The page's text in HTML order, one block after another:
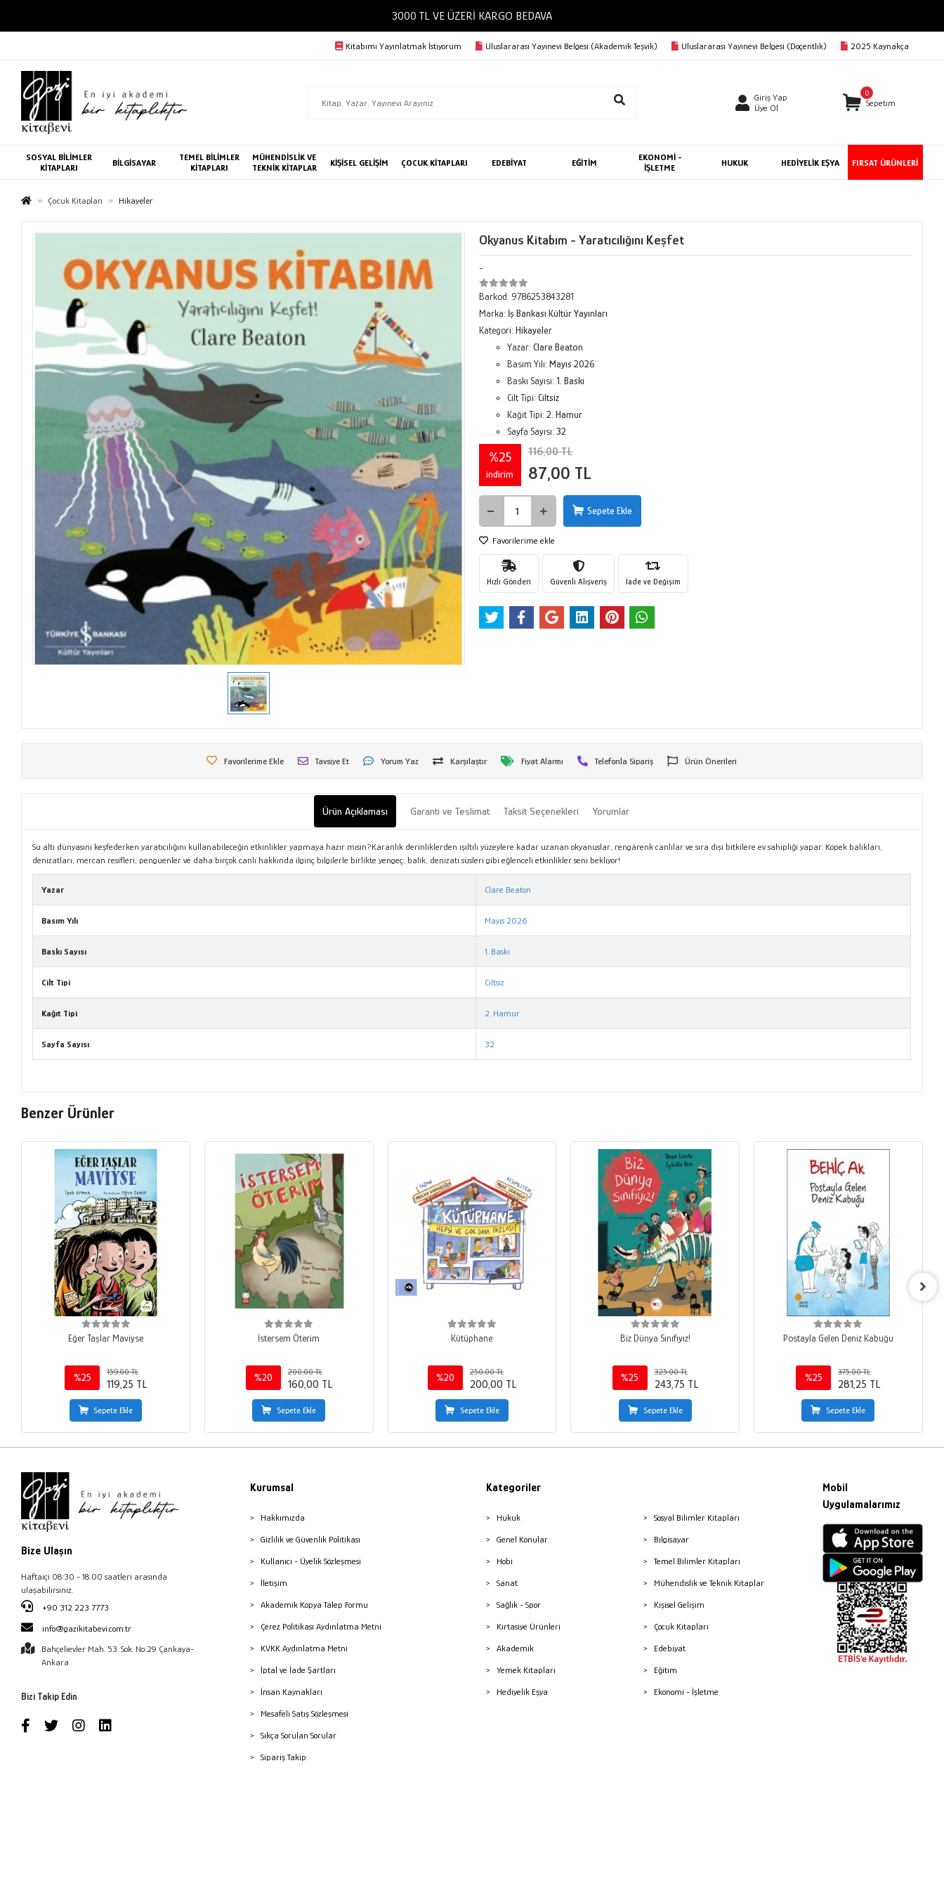
3000 TL VE ÜZERİ KARGO BEDAVA
Kitabımı Yayınlatmak İstiyorum Uluslararası Yayınevi Belgesi (Akademik Teşvik) Uluslararası Yayınevi Belgesi (Doçentlik) 2025 Kaynakça
Giriş Yap
Üye Ol
0
Sepetim
SOSYAL BİLİMLER
KİTAPLARI
BİLGİSAYAR
TEMEL BİLİMLER
KİTAPLARI
MÜHENDİSLİK VE
TEKNİK KİTAPLAR
KİŞİSEL GELİŞİM ÇOCUK KİTAPLARI EDEBİYAT EĞİTİM
EKONOMİ -
İŞLETME
HUKUK HEDİYELİK EŞYA FIRSAT ÜRÜNLERİ
Çocuk Kitapları Hikayeler
Okyanus Kitabım - Yaratıcılığını Keşfet
-
Barkod: 9786253843281
Marka: İş Bankası Kültür Yayınları
Kategori: Hikayeler
Yazar: Clare Beaton
Basım Yılı: Mayıs 2026
Baskı Sayısı: 1. Baskı
Cilt Tipi: Ciltsiz
Kağıt Tipi: 2. Hamur
Sayfa Sayısı: 32
%25
indirim
116,00 TL
87,00 TL
Sepete Ekle
Favorilerime ekle
Hızlı Gönderi Güvenli Alışveriş İade ve Değişim
Favorilerime Ekle Tavsiye Et Yorum Yaz Karşılaştır Fiyat Alarmı Telefonla Sipariş Ürün Önerileri
Ürün Açıklaması Garanti ve Teslimat Taksit Seçenekleri Yorumlar
Su altı dünyasını keşfederken yaratıcılığını kullanabileceğin etkinlikler yapmaya hazır mısın?Karanlık derinliklerden ışıltılı yüzeylere kadar uzanan okyanuslar, rengârenk canlılar ve sıra dışı bitkilere ev sahipliği yapar. Köpek balıkları,
denizatları, mercan resifleri, penguenler ve daha birçok canlı hakkında ilginç bilgilerle birlikte yengeç, balık, denizatı süsleri gibi eğlenceli etkinlikler seni bekliyor!
Yazar Clare Beaton
Basım Yılı Mayıs 2026
Baskı Sayısı 1. Baskı
Cilt Tipi Ciltsiz
Kağıt Tipi 2. Hamur
Sayfa Sayısı 32
Benzer Ürünler
Eğer Taşlar Maviyse
%25
159,00 TL
119,25 TL
Sepete Ekle
İstersem Öterim
%20
200,00 TL
160,00 TL
Sepete Ekle
Kütüphane
%20
250,00 TL
200,00 TL
Sepete Ekle
Biz Dünya Sınıfıyız!
%25
325,00 TL
243,75 TL
Sepete Ekle
Postayla Gelen Deniz Kabuğu
%25
375,00 TL
281,25 TL
Sepete Ekle
Bize Ulaşın
Haftaiçi 08:30 - 18:00 saatleri arasında
ulaşabilirsiniz.
+90 312 223 7773
info@gazikitabevi.com.tr
Bahçelievler Mah. 53. Sok. No:29 Çankaya-
Ankara
Bizi Takip Edin
Kurumsal
Hakkımızda
Gizlilik ve Güvenlik Politikası
Kullanıcı - Üyelik Sözleşmesi
İletişim
Akademik Kopya Talep Formu
Çerez Politikası Aydınlatma Metni
KVKK Aydınlatma Metni
İptal ve İade Şartları
İnsan Kaynakları
Mesafeli Satış Sözleşmesi
Sıkça Sorulan Sorular
Sipariş Takip
Kategoriler
Hukuk
Genel Konular
Hobi
Sanat
Sağlık - Spor
Kırtasiye Ürünleri
Akademik
Yemek Kitapları
Hediyelik Eşya
Sosyal Bilimler Kitapları
Bilgisayar
Temel Bilimler Kitapları
Mühendislik ve Teknik Kitaplar
Kişisel Gelişim
Çocuk Kitapları
Edebiyat
Eğitim
Ekonomi - İşletme
Mobil
Uygulamalarımız